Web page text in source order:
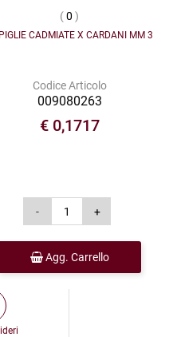
(0 )
CADMIATE X CARDANI MM 3
Codice Articolo
009080263
€ 0,1717
Agg. Carrello